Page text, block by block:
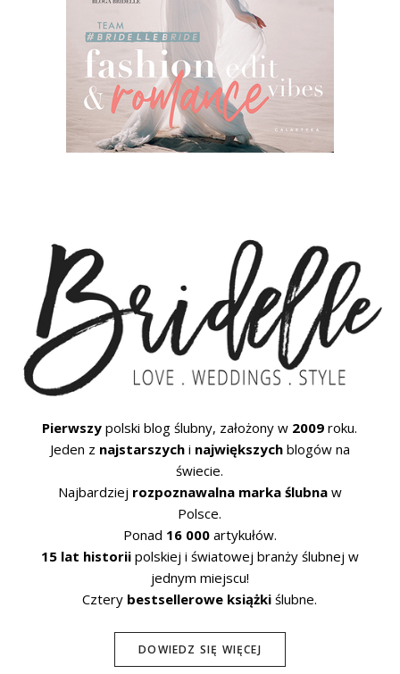
Pierwszy polski blog ślubny, założony w 2009 roku.
Jeden z najstarszychi największychblogów na
świecie.
Najbardziej rozpoznawalna marka ślubnaw
Polsce.
Ponad 16 000artykułów.
15 lat historiipolskiej i światowej branży ślubnej w
jednym miejscu!
Cztery bestsellerowe książki ślubne.
DOWIEDZ SIĘ WIĘCEJ